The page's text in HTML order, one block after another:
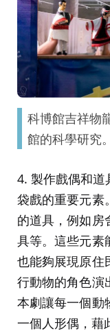
科博館吉祥物
館的科學研究
4. 製作戲偶和
袋戲的重要元素
的道具，例如房
具等。這些元素
也能夠展現原住
行動物的角色演
本劇讓每一個動
一個人形偶，藉